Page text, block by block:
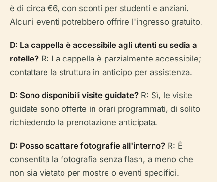
è di circa €6, con sconti per studenti e anziani.
Alcuni eventi potrebbero offrire l'ingresso gratuito.
D: La cappella è accessibile agli utenti su sedia a
rotelle? R: La cappella è parzialmente accessibile;
contattare la struttura in anticipo per assistenza.
D: Sono disponibili visite guidate? R: Sì, le visite
guidate sono offerte in orari programmati, di solito
richiedendo la prenotazione anticipata.
D: Posso scattare fotografie all'interno? R: È
consentita la fotografia senza flash, a meno che
non sia vietato per mostre o eventi specifici.